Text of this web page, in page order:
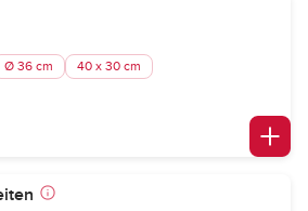
Ø 36 cm
40 x 30 cm